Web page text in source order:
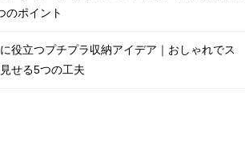
のポイント
役立つプチプラ収納アイデア｜おしゃれでス
せる5つの工夫